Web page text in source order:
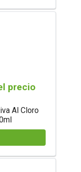
precio
Al Cloro